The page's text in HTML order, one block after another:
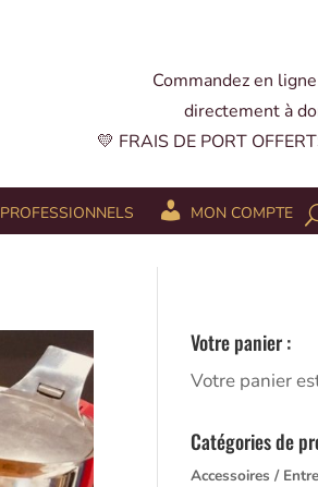
Commandez en
directement à
💛 FRAIS DE PORT
PROFESSIONNELS MON COMPTE
Votre panier :
Votre panier
Catégories de
Accessoires /